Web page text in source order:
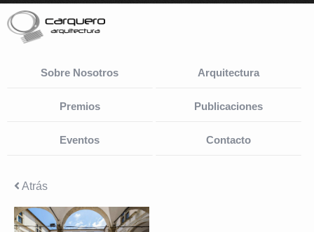
Sobre Nosotros Arquitectura
Premios Publicaciones
Eventos Contacto
Atrás